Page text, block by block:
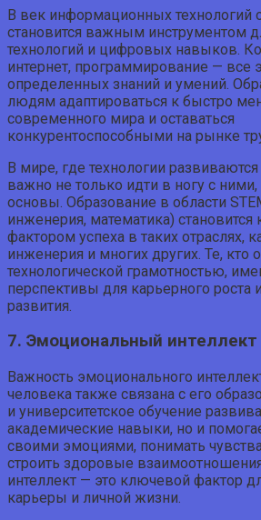
В век информационных технологий
становится важным инструментом
технологий и цифровых навыков.
интернет, программирование — все
определенных знаний и умений.
людям адаптироваться к быстро
современного мира и оставаться
конкурентоспособными на рынке
В мире, где технологии
важно не только идти в ногу с
основы. Образование в области
инженерия, математика)
фактором успеха в таких отраслях,
инженерия и многих других. Те, кто
технологической грамотностью,
перспективы для карьерного роста
развития.
7. Эмоциональный интеллект
Важность эмоционального
человека также связана с его
и университетское обучение
академические навыки, но и
своими эмоциями, понимать
строить здоровые
интеллект — это ключевой фактор
карьеры и личной жизни.